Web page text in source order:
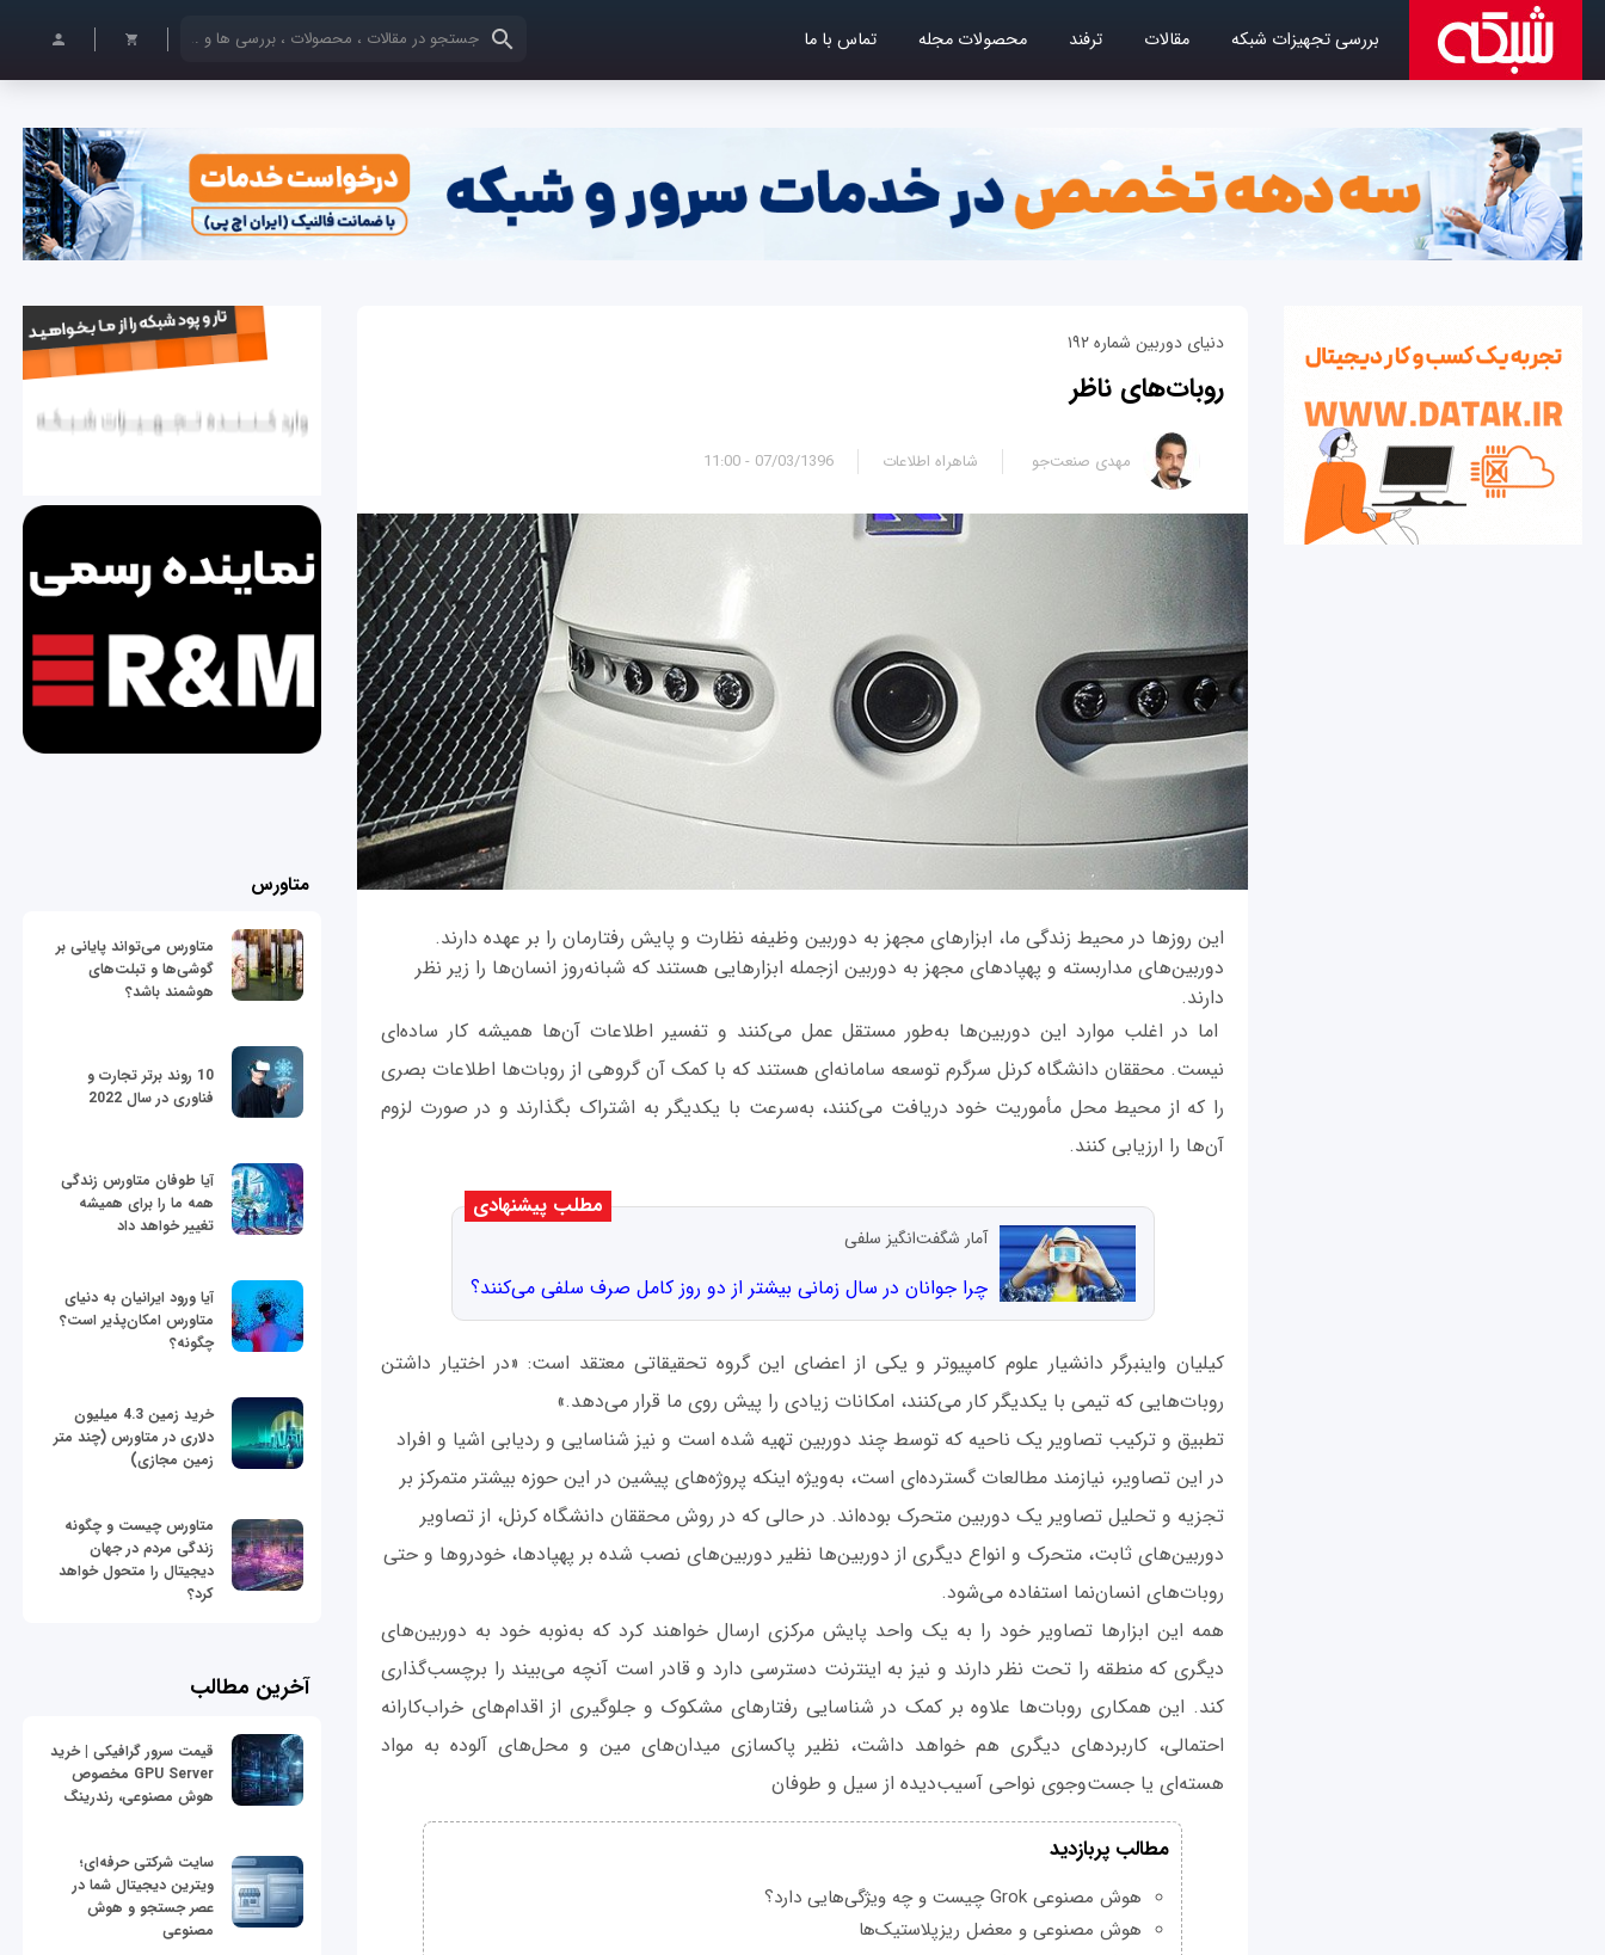
بررسی تجهیزات شبکه مقالات ترفند محصولات مجله تماس با ما کلمات کلیدی خود را وارد کنید
دنیای دوربین شماره ۱۹۲
روبات‌های ناظر
07/03/1396 - 11:00 مهدی صنعت‌جو شاهراه اطلاعات
این روزها در محیط زندگی ما، ابزارهای مجهز به دوربین وظیفه نظارت و پایش رفتارمان را بر عهده دارند.
دوربین‌های مداربسته و پهپادهای مجهز به دوربین ازجمله ابزارهایی هستند که شبانه‌روز انسان‌ها را زیر نظر
دارند.
اما در اغلب موارد این دوربین‌ها به‌طور مستقل عمل می‌کنند و تفسیر اطلاعات آن‌ها همیشه کار ساده‌ای
نیست. محققان دانشگاه کرنل سرگرم توسعه سامانه‌ای هستند که با کمک آن گروهی از روبات‌ها اطلاعات بصری
را که از محیط محل مأموریت خود دریافت می‌کنند، به‌سرعت با یکدیگر به اشتراک بگذارند و در صورت لزوم
آن‌ها را ارزیابی کنند.
مطلب پیشنهادی
آمار شگفت‌انگیز سلفی
چرا جوانان در سال زمانی بیشتر از دو روز کامل صرف سلفی می‌کنند؟
کیلیان واینبرگر دانشیار علوم کامپیوتر و یکی از اعضای این گروه تحقیقاتی معتقد است: «در اختیار داشتن
روبات‌هایی که تیمی با یکدیگر کار می‌کنند، امکانات زیادی را پیش روی ما قرار می‌دهد.»
تطبیق و ترکیب تصاویر یک ناحیه که توسط چند دوربین تهیه شده است و نیز شناسایی و ردیابی اشیا و افراد
در این تصاویر، نیازمند مطالعات گسترده‌ای است، به‌ویژه اینکه پروژه‌های پیشین در این حوزه بیشتر متمرکز بر
تجزیه و تحلیل تصاویر یک دوربین متحرک بوده‌اند. در حالی که در روش محققان دانشگاه کرنل، از تصاویر
دوربین‌های ثابت، متحرک و انواع دیگری از دوربین‌ها نظیر دوربین‌های نصب شده بر پهپادها، خودروها و حتی
روبات‌های انسان‌نما استفاده می‌شود.
همه این ابزارها تصاویر خود را به یک واحد پایش مرکزی ارسال خواهند کرد که به‌نوبه خود به دوربین‌های
دیگری که منطقه را تحت نظر دارند و نیز به اینترنت دسترسی دارد و قادر است آنچه می‌بیند را برچسب‌گذاری
کند. این همکاری روبات‌ها علاوه بر کمک در شناسایی رفتارهای مشکوک و جلوگیری از اقدام‌های خراب‌کارانه
احتمالی، کاربردهای دیگری هم خواهد داشت، نظیر پاکسازی میدان‌های مین و محل‌های آلوده به مواد
هسته‌ای یا جست‌وجوی نواحی آسیب‌دیده از سیل و طوفان
مطالب پربازدید
هوش مصنوعی Grok چیست و چه ویژگی‌هایی دارد؟
هوش مصنوعی و معضل ریزپلاستیک‌ها
متاورس
متاورس می‌تواند پایانی بر
گوشی‌ها و تبلت‌های
هوشمند باشد؟
10 روند برتر تجارت و
فناوری در سال 2022
آیا طوفان متاورس زندگی
همه ما را برای همیشه
تغییر خواهد داد
آیا ورود ایرانیان به دنیای
متاورس امکان‌پذیر است؟
چگونه؟
خرید زمین 4.3 میلیون
دلاری در متاورس (چند متر
زمین مجازی)
متاورس چیست و چگونه
زندگی مردم در جهان
دیجیتال را متحول خواهد
کرد؟
آخرین مطالب
قیمت سرور گرافیکی | خرید
GPU Server مخصوص
هوش مصنوعی، رندرینگ
سایت شرکتی حرفه‌ای؛
ویترین دیجیتال شما در
عصر جستجو و هوش
مصنوعی